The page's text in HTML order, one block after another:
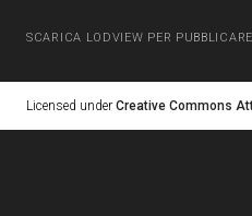
SCARICA LODVIEW PER
Licensed under Creative Commons